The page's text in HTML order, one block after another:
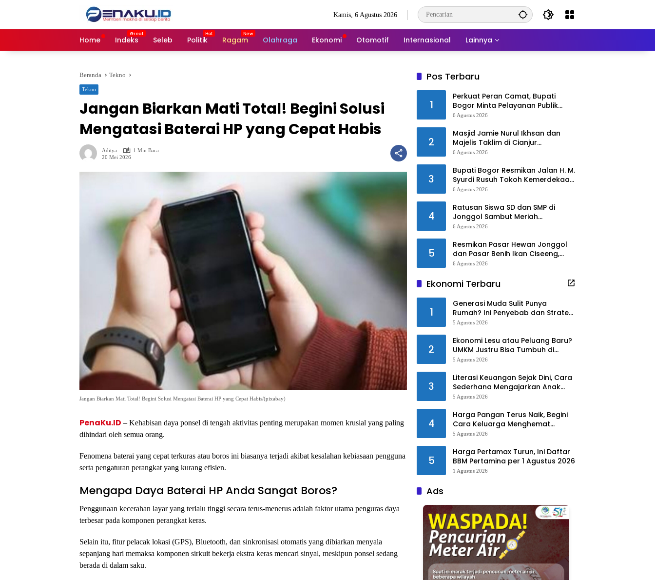
Kamis, 6 Agustus 2026
Home Indeks Seleb Politik Ragam Olahraga Ekonomi Otomotif Internasional Lainnya
Beranda Tekno
Tekno
Jangan Biarkan Mati Total! Begini Solusi
Mengatasi Baterai HP yang Cepat Habis
Aditya
1 Min Baca
20 Mei 2026
Jangan Biarkan Mati Total! Begini Solusi Mengatasi Baterai HP yang Cepat Habis/(pixabay)
PenaKu.ID – Kehabisan daya ponsel di tengah aktivitas penting merupakan momen krusial yang paling
dihindari oleh semua orang.
Fenomena baterai yang cepat terkuras atau boros ini biasanya terjadi akibat kesalahan kebiasaan pengguna
serta pengaturan perangkat yang kurang efisien.
Mengapa Daya Baterai HP Anda Sangat Boros?
Penggunaan kecerahan layar yang terlalu tinggi secara terus-menerus adalah faktor utama penguras daya
terbesar pada komponen perangkat keras.
Selain itu, fitur pelacak lokasi (GPS), Bluetooth, dan sinkronisasi otomatis yang dibiarkan menyala
sepanjang hari memaksa komponen sirkuit bekerja ekstra keras mencari sinyal, meskipun ponsel sedang
berada di dalam saku.
Pos Terbaru
1
Perkuat Peran Camat, Bupati
Bogor Minta Pelayanan Publik
Lebih Cepat dan Responsif
6 Agustus 2026
2
Masjid Jamie Nurul Ikhsan dan
Majelis Taklim di Cianjur
Kebakaran
6 Agustus 2026
3
Bupati Bogor Resmikan Jalan H. M.
Syurdi Rusuh Tokoh Kemerdekaan
Asal Jonggol
6 Agustus 2026
4
Ratusan Siswa SD dan SMP di
Jonggol Sambut Meriah
Kedatangan Bupati dan Wabup
6 Agustus 2026
5
Resmikan Pasar Hewan Jonggol
dan Pasar Benih Ikan Ciseeng,
Begini Kata Rudy-Jaro!!
6 Agustus 2026
Ekonomi Terbaru
1
Generasi Muda Sulit Punya
Rumah? Ini Penyebab dan Strategi
Mengatasinya
5 Agustus 2026
2
Ekonomi Lesu atau Peluang Baru?
UMKM Justru Bisa Tumbuh di
Tengah Ketidakpastian
5 Agustus 2026
3
Literasi Keuangan Sejak Dini, Cara
Sederhana Mengajarkan Anak
Mengelola Uang
5 Agustus 2026
4
Harga Pangan Terus Naik, Begini
Cara Keluarga Menghemat
Belanja
5 Agustus 2026
5
Harga Pertamax Turun, Ini Daftar
BBM Pertamina per 1 Agustus 2026
1 Agustus 2026
Ads